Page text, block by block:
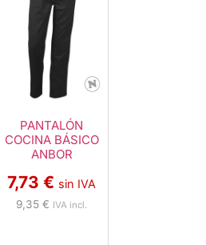
PANTALÓN
COCINA BÁSICO
ANBOR
7,73€ sin IVA
9,35€ IVA incl.